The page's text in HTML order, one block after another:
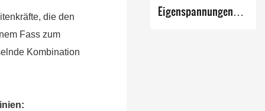
die den
Fass zum
Kombination
Eigenspannungen